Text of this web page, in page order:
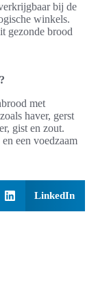
bij de
winkels.
gezonde brood
met
haver, gerst
gist en zout.
een voedzaam
LinkedIn